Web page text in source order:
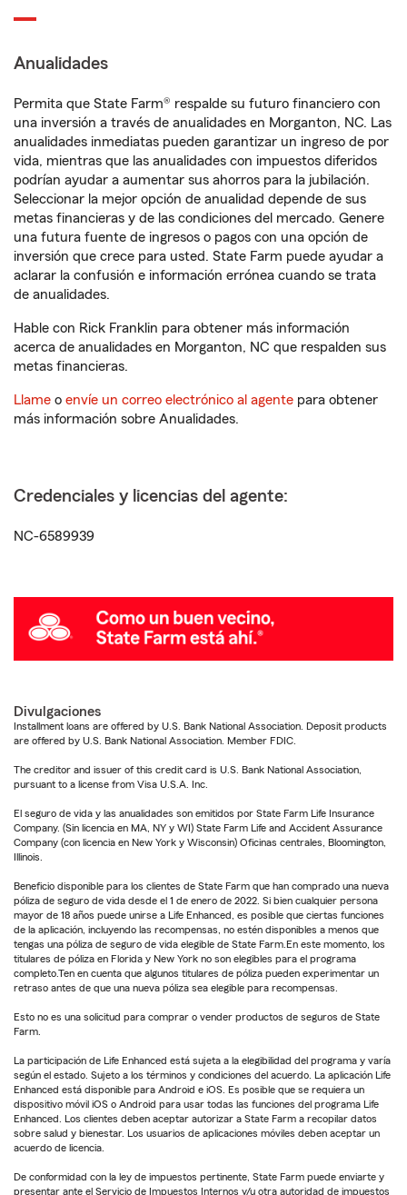
Anualidades
Permita que State Farm® respalde su futuro financiero con
una inversión a través de anualidades en Morganton, NC. Las
anualidades inmediatas pueden garantizar un ingreso de por
vida, mientras que las anualidades con impuestos diferidos
podrían ayudar a aumentar sus ahorros para la jubilación.
Seleccionar la mejor opción de anualidad depende de sus
metas financieras y de las condiciones del mercado. Genere
una futura fuente de ingresos o pagos con una opción de
inversión que crece para usted. State Farm puede ayudar a
aclarar la confusión e información errónea cuando se trata
de anualidades.
Hable con Rick Franklin para obtener más información
acerca de anualidades en Morganton, NC que respalden sus
metas financieras.
Llame o envíe un correo electrónico al agente para obtener
más información sobre Anualidades.
Credenciales y licencias del agente:
NC-6589939
Divulgaciones
Installment loans are offered by U.S. Bank National Association. Deposit products
are offered by U.S. Bank National Association. Member FDIC.
The creditor and issuer of this credit card is U.S. Bank National Association,
pursuant to a license from Visa U.S.A. Inc.
El seguro de vida y las anualidades son emitidos por State Farm Life Insurance
Company. (Sin licencia en MA, NY y WI) State Farm Life and Accident Assurance
Company (con licencia en New York y Wisconsin) Oficinas centrales, Bloomington,
Illinois.
Beneficio disponible para los clientes de State Farm que han comprado una nueva
póliza de seguro de vida desde el 1 de enero de 2022. Si bien cualquier persona
mayor de 18 años puede unirse a Life Enhanced, es posible que ciertas funciones
de la aplicación, incluyendo las recompensas, no estén disponibles a menos que
tengas una póliza de seguro de vida elegible de State Farm.En este momento, los
titulares de póliza en Florida y New York no son elegibles para el programa
completo.Ten en cuenta que algunos titulares de póliza pueden experimentar un
retraso antes de que una nueva póliza sea elegible para recompensas.
Esto no es una solicitud para comprar o vender productos de seguros de State
Farm.
La participación de Life Enhanced está sujeta a la elegibilidad del programa y varía
según el estado. Sujeto a los términos y condiciones del acuerdo. La aplicación Life
Enhanced está disponible para Android e iOS. Es posible que se requiera un
dispositivo móvil iOS o Android para usar todas las funciones del programa Life
Enhanced. Los clientes deben aceptar autorizar a State Farm a recopilar datos
sobre salud y bienestar. Los usuarios de aplicaciones móviles deben aceptar un
acuerdo de licencia.
De conformidad con la ley de impuestos pertinente, State Farm puede enviarte y
presentar ante el Servicio de Impuestos Internos y/u otra autoridad de impuestos